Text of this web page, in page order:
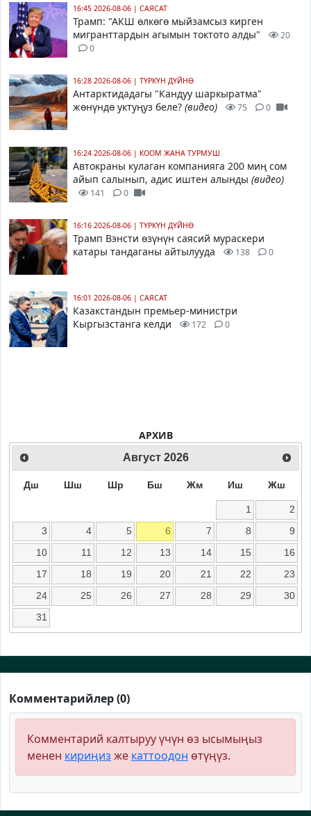
16:45 2026-08-06 | САЯСАТ
Трамп: "АКШ өлкөгө мыйзамсыз кирген
мигранттардын агымын токтото алды"
20
0
16:28 2026-08-06 | ТҮРКҮН ДҮЙНӨ
Антарктидадагы "Кандуу шаркыратма"
жөнүндө уктуңуз беле?(видео) 75 0
16:24 2026-08-06 | КООМ ЖАНА ТУРМУШ
Автокраны кулаган компанияга 200 миң сом
айып салынып, адис иштен алынды (видео)
141 0
16:16 2026-08-06 | ТҮРКҮН ДҮЙНӨ
Трамп Вэнсти өзүнүн саясий мураскери
катары тандаганы айтылууда
138 0
16:01 2026-08-06 | САЯСАТ
Казакстандын премьер-министри
Кыргызстанга келди
172 0
АРХИВ
Август 2026
Дш Шш Шр Бш Жм Иш Жш
1
2
3
4 5 6 7 8
9
10
11 12 13 14 15
16
17
18 19 20 21 22
23
24
25 26 27 28 29
30
31
Комментарийлер (0)
Комментарий калтыруу үчүн өз ысымыңыз
менен кириңиз же каттоодон өтүңүз.